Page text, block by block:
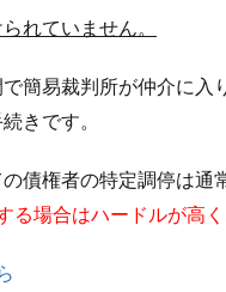
れていません。
簡易裁判所が仲介に
きです。
債権者の特定調停は通
場合はハードルが高